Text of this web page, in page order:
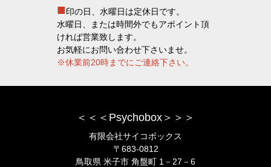
■印の日、水曜日は定休日です。
水曜日、または時間外でもアポイント頂
ければ営業致します。
お気軽にお問い合わせ下さいませ。
※休業前20時までにご連絡下さい。
＜＜＜Psychobox＞＞＞
有限会社サイコボックス
〒683-0812
鳥取県 米子市 角盤町 1－27－6